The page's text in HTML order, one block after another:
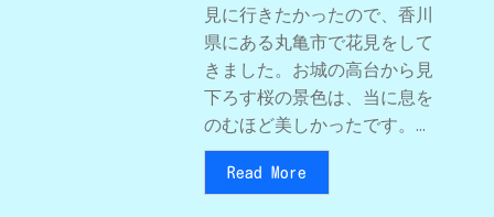
見に行きたかったので、香川
県にある丸亀市で花見をして
きました。お城の高台から見
下ろす桜の景色は、当に息を
のむほど美しかったです。...
Read More